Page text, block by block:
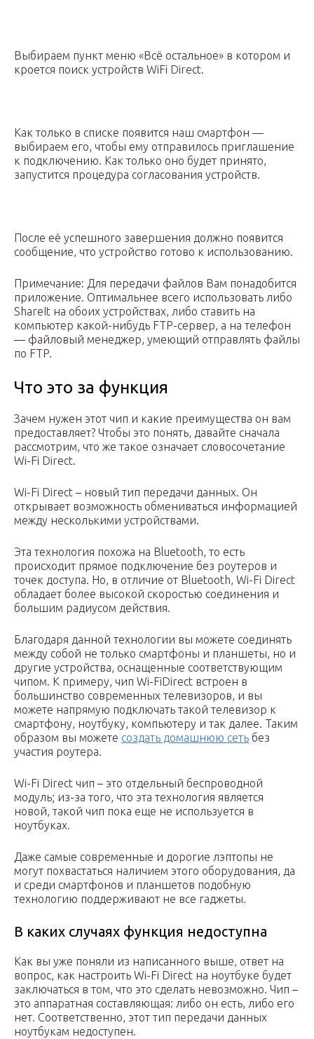
Выбираем пункт меню «Всё остальное» в котором и
кроется поиск устройств WiFi Direct.
Как только в списке появится наш смартфон —
выбираем его, чтобы ему отправилось приглашение
к подключению. Как только оно будет принято,
запустится процедура согласования устройств.
После её успешного завершения должно появится
сообщение, что устройство готово к использованию.
Примечание: Для передачи файлов Вам понадобится
приложение. Оптимальнее всего использовать либо
ShareIt на обоих устройствах, либо ставить на
компьютер какой-нибудь FTP-сервер, а на телефон
— файловый менеджер, умеющий отправлять файлы
по FTP.
Что это за функция
Зачем нужен этот чип и какие преимущества он вам
предоставляет? Чтобы это понять, давайте сначала
рассмотрим, что же такое означает словосочетание
Wi-Fi Direct.
Wi-Fi Direct – новый тип передачи данных. Он
открывает возможность обмениваться информацией
между несколькими устройствами.
Эта технология похожа на Bluetooth, то есть
происходит прямое подключение без роутеров и
точек доступа. Но, в отличие от Bluetooth, Wi-Fi Direct
обладает более высокой скоростью соединения и
большим радиусом действия.
Благодаря данной технологии вы можете соединять
между собой не только смартфоны и планшеты, но и
другие устройства, оснащенные соответствующим
чипом. К примеру, чип Wi-FiDirect встроен в
большинство современных телевизоров, и вы
можете напрямую подключать такой телевизор к
смартфону, ноутбуку, компьютеру и так далее. Таким
образом вы можете создать домашнюю сеть без
участия роутера.
Wi-Fi Direct чип – это отдельный беспроводной
модуль; из-за того, что эта технология является
новой, такой чип пока еще не используется в
ноутбуках.
Даже самые современные и дорогие лэптопы не
могут похвастаться наличием этого оборудования, да
и среди смартфонов и планшетов подобную
технологию поддерживают не все гаджеты.
В каких случаях функция недоступна
Как вы уже поняли из написанного выше, ответ на
вопрос, как настроить Wi-Fi Direct на ноутбуке будет
заключаться в том, что это сделать невозможно. Чип –
это аппаратная составляющая: либо он есть, либо его
нет. Соответственно, этот тип передачи данных
ноутбукам недоступен.